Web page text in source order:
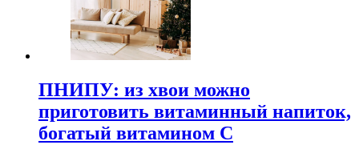
ПНИПУ: из хвои можно
приготовить витаминный напиток,
богатый витамином C